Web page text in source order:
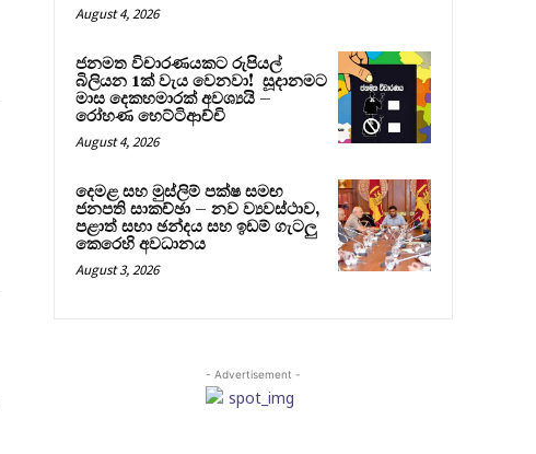
August 4, 2026
ජනමත විචාරණයකට රුපියල්
බිලියන 1ක් වැය වෙනවා! සූදානමට
මාස දෙකහමාරක් අවශ්‍යයි –
රෝහණ හෙට්ටිආච්චි
August 4, 2026
දෙමළ සහ මුස්ලිම් පක්ෂ සමඟ
ජනපති සාකච්ඡා – නව ව්‍යවස්ථාව,
පළාත් සභා ඡන්දය සහ ඉඩම් ගැටලු
කෙරෙහි අවධානය
August 3, 2026
- Advertisement -